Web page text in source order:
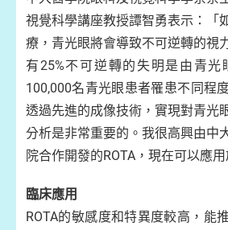
視覺科學講座教授譚智勇表示：「
療，青光眼將會導致不可逆轉的視
有25%不可逆轉的失明是由青光
100,000名青光眼患者罹患不同程
透過先進的成像技術，實現對青光
分析是非常重要的。我很高興由中
院合作開發的ROTA，現在可以應用
臨床應用
ROTA的敏感度和特異度較高，能